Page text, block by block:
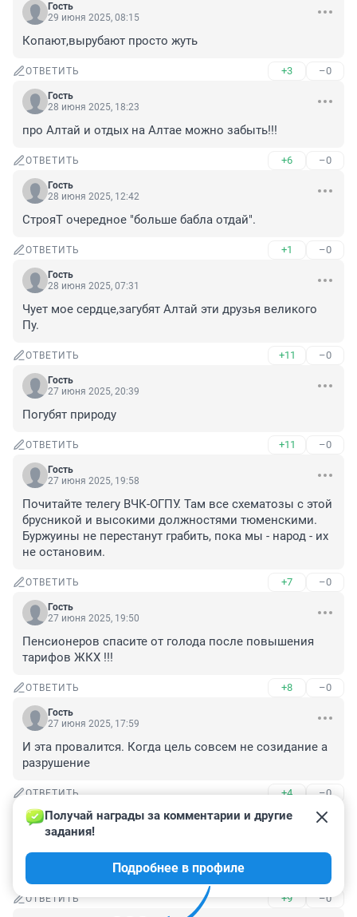
Гость
29 июня 2025, 08:15
Копают,вырубают просто жуть
ОТВЕТИТЬ +3 –0
Гость
28 июня 2025, 18:23
про Алтай и отдых на Алтае можно забыть!!!
ОТВЕТИТЬ +6 –0
Гость
28 июня 2025, 12:42
СтрояТ очередное "больше бабла отдай".
ОТВЕТИТЬ +1 –0
Гость
28 июня 2025, 07:31
Чует мое сердце,загубят Алтай эти друзья великого
Пу.
ОТВЕТИТЬ +11 –0
Гость
27 июня 2025, 20:39
Погубят природу
ОТВЕТИТЬ +11 –0
Гость
27 июня 2025, 19:58
Почитайте телегу ВЧК-ОГПУ. Там все схематозы с этой
брусникой и высокими должностями тюменскими.
Буржуины не перестанут грабить, пока мы - народ - их
не остановим.
ОТВЕТИТЬ +7 –0
Гость
27 июня 2025, 19:50
Пенсионеров спасите от голода после повышения
тарифов ЖКХ !!!
ОТВЕТИТЬ +8 –0
Гость
27 июня 2025, 17:59
И эта провалится. Когда цель совсем не созидание а
разрушение
ОТВЕТИТЬ +4 –0
Гость
27 июня 2025, 17:57
Перебираться-таки решили потихоньку... не даром
туда Греф зачастил и своего губера послали править...
ОТВЕТИТЬ +9 –0
Получай награды за комментарии и другие
задания!
Подробнее в профиле